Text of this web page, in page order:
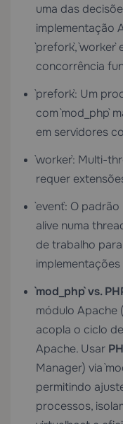
uma das
implementação
`prefork`,
concorrência
`prefork`: Um
com `mod_php`
em servidores
`worker`: Multi-
requer
`event`: O
alive numa
de trabalho
`mod_php` vs.
módulo Apache
acopla o ciclo
Apache. Usar
Manager) via
permitindo
processos,